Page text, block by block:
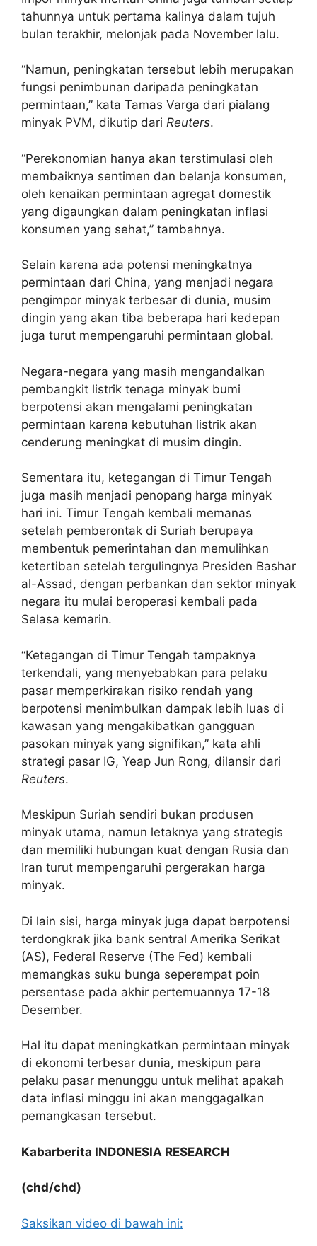
tahunnya untuk pertama kalinya dalam tujuh
bulan terakhir, melonjak pada November lalu.
“Namun, peningkatan tersebut lebih merupakan
fungsi penimbunan daripada peningkatan
permintaan,” kata Tamas Varga dari pialang
minyak PVM, dikutip dari Reuters.
“Perekonomian hanya akan terstimulasi oleh
membaiknya sentimen dan belanja konsumen,
oleh kenaikan permintaan agregat domestik
yang digaungkan dalam peningkatan inflasi
konsumen yang sehat,” tambahnya.
Selain karena ada potensi meningkatnya
permintaan dari China, yang menjadi negara
pengimpor minyak terbesar di dunia, musim
dingin yang akan tiba beberapa hari kedepan
juga turut mempengaruhi permintaan global.
Negara-negara yang masih mengandalkan
pembangkit listrik tenaga minyak bumi
berpotensi akan mengalami peningkatan
permintaan karena kebutuhan listrik akan
cenderung meningkat di musim dingin.
Sementara itu, ketegangan di Timur Tengah
juga masih menjadi penopang harga minyak
hari ini. Timur Tengah kembali memanas
setelah pemberontak di Suriah berupaya
membentuk pemerintahan dan memulihkan
ketertiban setelah tergulingnya Presiden Bashar
al-Assad, dengan perbankan dan sektor minyak
negara itu mulai beroperasi kembali pada
Selasa kemarin.
“Ketegangan di Timur Tengah tampaknya
terkendali, yang menyebabkan para pelaku
pasar memperkirakan risiko rendah yang
berpotensi menimbulkan dampak lebih luas di
kawasan yang mengakibatkan gangguan
pasokan minyak yang signifikan,” kata ahli
strategi pasar IG, Yeap Jun Rong, dilansir dari
Reuters.
Meskipun Suriah sendiri bukan produsen
minyak utama, namun letaknya yang strategis
dan memiliki hubungan kuat dengan Rusia dan
Iran turut mempengaruhi pergerakan harga
minyak.
Di lain sisi, harga minyak juga dapat berpotensi
terdongkrak jika bank sentral Amerika Serikat
(AS), Federal Reserve (The Fed) kembali
memangkas suku bunga seperempat poin
persentase pada akhir pertemuannya 17-18
Desember.
Hal itu dapat meningkatkan permintaan minyak
di ekonomi terbesar dunia, meskipun para
pelaku pasar menunggu untuk melihat apakah
data inflasi minggu ini akan menggagalkan
pemangkasan tersebut.
Kabarberita INDONESIA RESEARCH
(chd/chd)
Saksikan video di bawah ini: